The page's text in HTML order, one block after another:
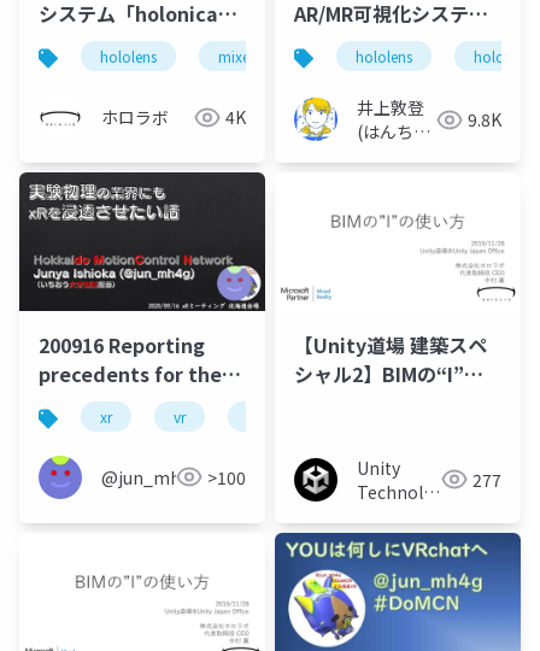
システム「holonica」
(ホロラボカンファレン
ス 2022 株式会社大林組
中林様 発表スライド)
hololens mixed reality holoconf22
ホロラボ 4K
AR/MR可視化システム
「OTOMIRU」の話
hololens hololens2
井上敦登
(はんちょ
9.8K
200916 Reporting
precedents for the
operation of xR
technology in the
area of applied
physics
xr vr
@jun_mh4g>100
【Unity道場 建築スペ
シャル2】BIMの“I”の
Unity
Technologies 277